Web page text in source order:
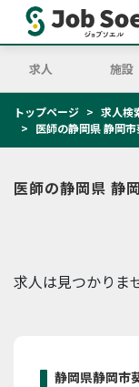
求人 施設
トップページ
求人検
医師の静岡県 静岡
医師の静岡県 静
求人は見つかりま
静岡県静岡市